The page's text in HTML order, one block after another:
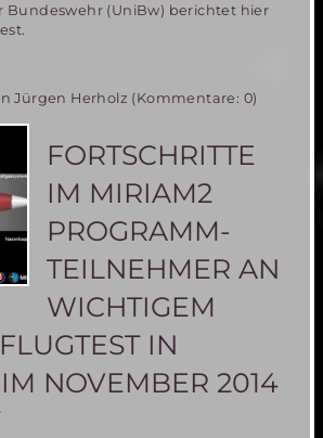
Bundeswehr (UniBw) berichtet hier
Jürgen Herholz (Kommentare: 0)
FORTSCHRITTE
IM MIRIAM2
PROGRAMM-
TEILNEHMER AN
WICHTIGEM
IN
NOVEMBER 2014